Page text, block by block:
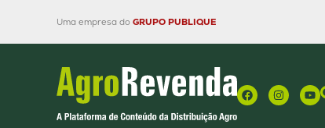
Uma empresa do GRUPO PUBLIQUE